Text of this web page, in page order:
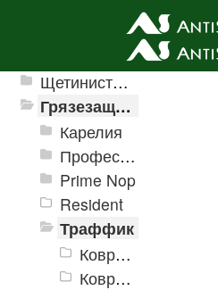
Ячеистые грязезащитные покрытия
Щетинистые покрытия
Грязезащитные, влаговпитывающие покрытия
Карелия
Профессиональные грязезащитные ковры AntiSplash Carpet
Prime Nop
Resident
Траффик
Коврики «Траффик» 400x600 мм
Коврики «Траффик» 500x800 мм